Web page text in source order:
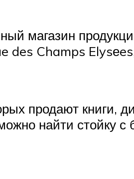
магазин
des Champs
продают книги,
найти стойку